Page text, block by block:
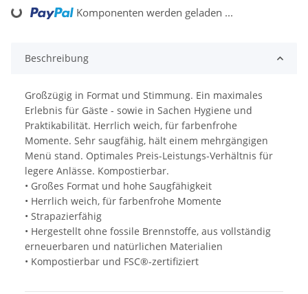
Loading... Komponenten werden geladen ...
Beschreibung
Großzügig in Format und Stimmung. Ein maximales
Erlebnis für Gäste - sowie in Sachen Hygiene und
Praktikabilität. Herrlich weich, für farbenfrohe
Momente. Sehr saugfähig, hält einem mehrgängigen
Menü stand. Optimales Preis-Leistungs-Verhältnis für
legere Anlässe. Kompostierbar.
• Großes Format und hohe Saugfähigkeit
• Herrlich weich, für farbenfrohe Momente
• Strapazierfähig
• Hergestellt ohne fossile Brennstoffe, aus vollständig
erneuerbaren und natürlichen Materialien
• Kompostierbar und FSC®-zertifiziert